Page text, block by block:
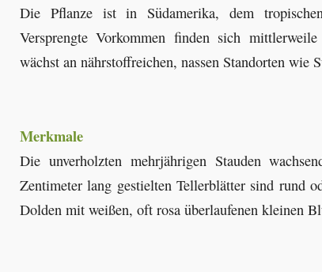
Die Pflanze ist in Südamerika, dem
Versprengte Vorkommen finden sich
wächst an nährstoffreichen, nassen Standorten wie
Merkmale
Die unverholzten mehrjährigen Stauden
Zentimeter lang gestielten Tellerblätter sind
Dolden mit weißen, oft rosa überlaufenen kleinen